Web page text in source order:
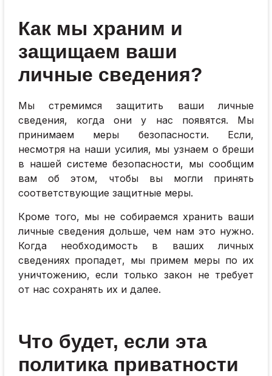
Как мы храним и
защищаем ваши
личные сведения?
Мы стремимся защитить ваши личные
сведения, когда они у нас появятся. Мы
принимаем меры безопасности. Если,
несмотря на наши усилия, мы узнаем о бреши
в нашей системе безопасности, мы сообщим
вам об этом, чтобы вы могли принять
соответствующие защитные меры.
Кроме того, мы не собираемся хранить ваши
личные сведения дольше, чем нам это нужно.
Когда необходимость в ваших личных
сведениях пропадет, мы примем меры по их
уничтожению, если только закон не требует
от нас сохранять их и далее.
Что будет, если эта
политика приватности